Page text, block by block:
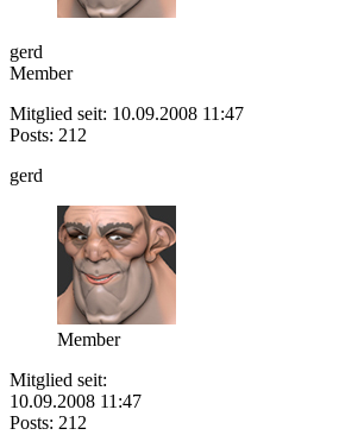
gerd
Member
Mitglied seit: 10.09.2008 11:47
Posts: 212
gerd
Member
Mitglied seit:
10.09.2008 11:47
Posts: 212